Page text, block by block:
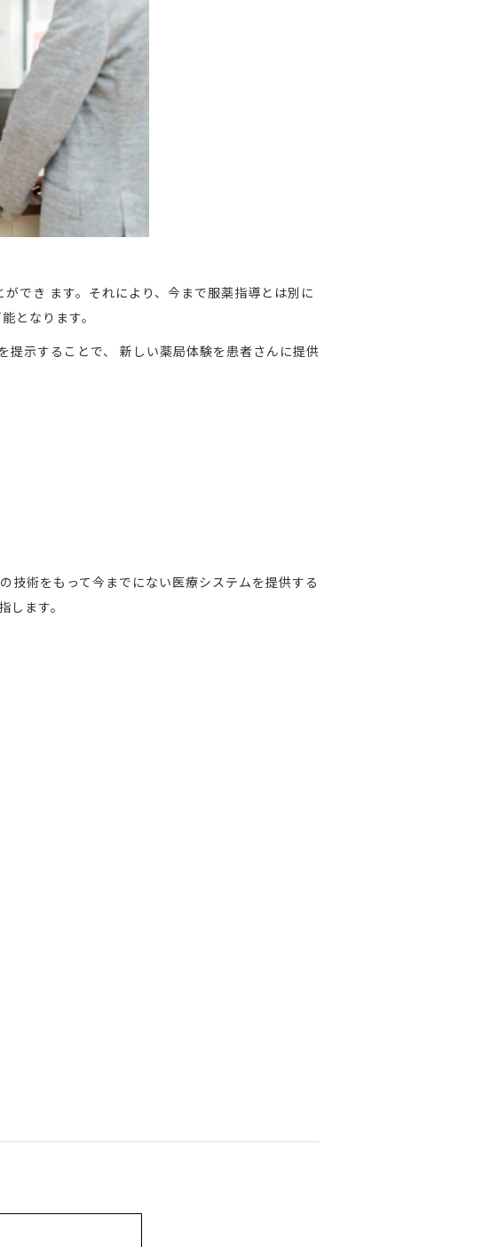
でき ます。それにより、今まで服薬指導とは別に
となります。
示することで、 新しい薬局体験を患者さんに提供
技術をもって今までにない医療システムを提供する
します。